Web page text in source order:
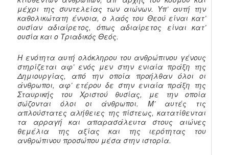
μέχρι της συντελείας των αιώνων. Υπ’ αυτή την
καθολικώτατη έννοια, ο λαός του Θεού είναι κατ’
ουσίαν αδιαίρετος, όπως αδιαίρετος είναι κατ’
ουσία και ο Τριαδικός Θεός.
Η ενότητα αυτή ολόκληρου του ανθρώπινου γένους
στηρίζεται αφ’ ενός μεν στην ενιαία πράξη της
Δημιουργίας, από την οποία προήλθαν όλοι οι
άνθρωποι, αφ’ ετέρου δε στην ενιαία πράξη της
Σταυρικής του Χριστού θυσίας, με την οποία
σώζονται όλοι οι άνθρωποι. Μ’ αυτές τις
απλούστατες αλήθειες της πίστεως, κατατίθενται
τα αρραγή και απαρασάλευτα στους αιώνες
θεμέλια της αξίας και της ιερότητας του
ανθρώπινου προσώπου μέσα στην ιστορία.